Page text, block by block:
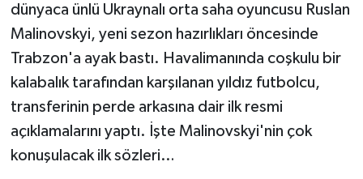
dünyaca ünlü Ukraynalı orta saha oyuncusu Ruslan
Malinovskyi, yeni sezon hazırlıkları öncesinde
Trabzon'a ayak bastı. Havalimanında coşkulu bir
kalabalık tarafından karşılanan yıldız futbolcu,
transferinin perde arkasına dair ilk resmi
açıklamalarını yaptı. İşte Malinovskyi'nin çok
konuşulacak ilk sözleri…
KÜLTÜR-SANAT
MANŞET
Manyas